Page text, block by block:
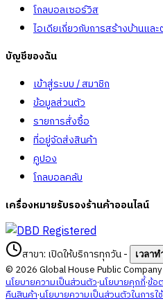
โกลบอลเซอร์วิส
ไอเดียเกี่ยวกับการสร้างบ้านแล
บัญชีของฉัน
เข้าสู่ระบบ / สมาชิก
ข้อมูลส่วนตัว
รายการสั่งซื้อ
ที่อยู่จัดส่งสินค้า
คูปอง
โกลบอลคลับ
เครื่องหมายรับรองร้านค้าออนไลน์
สาขา: เปิดให้บริการทุกวัน- เวลาท
© 2026Global House Public
นโยบายความเป็นส่วนตัว·นโยบายคุกกี้·ข้อ
คืนสินค้า·นโยบายความเป็นส่วนตัวในการ